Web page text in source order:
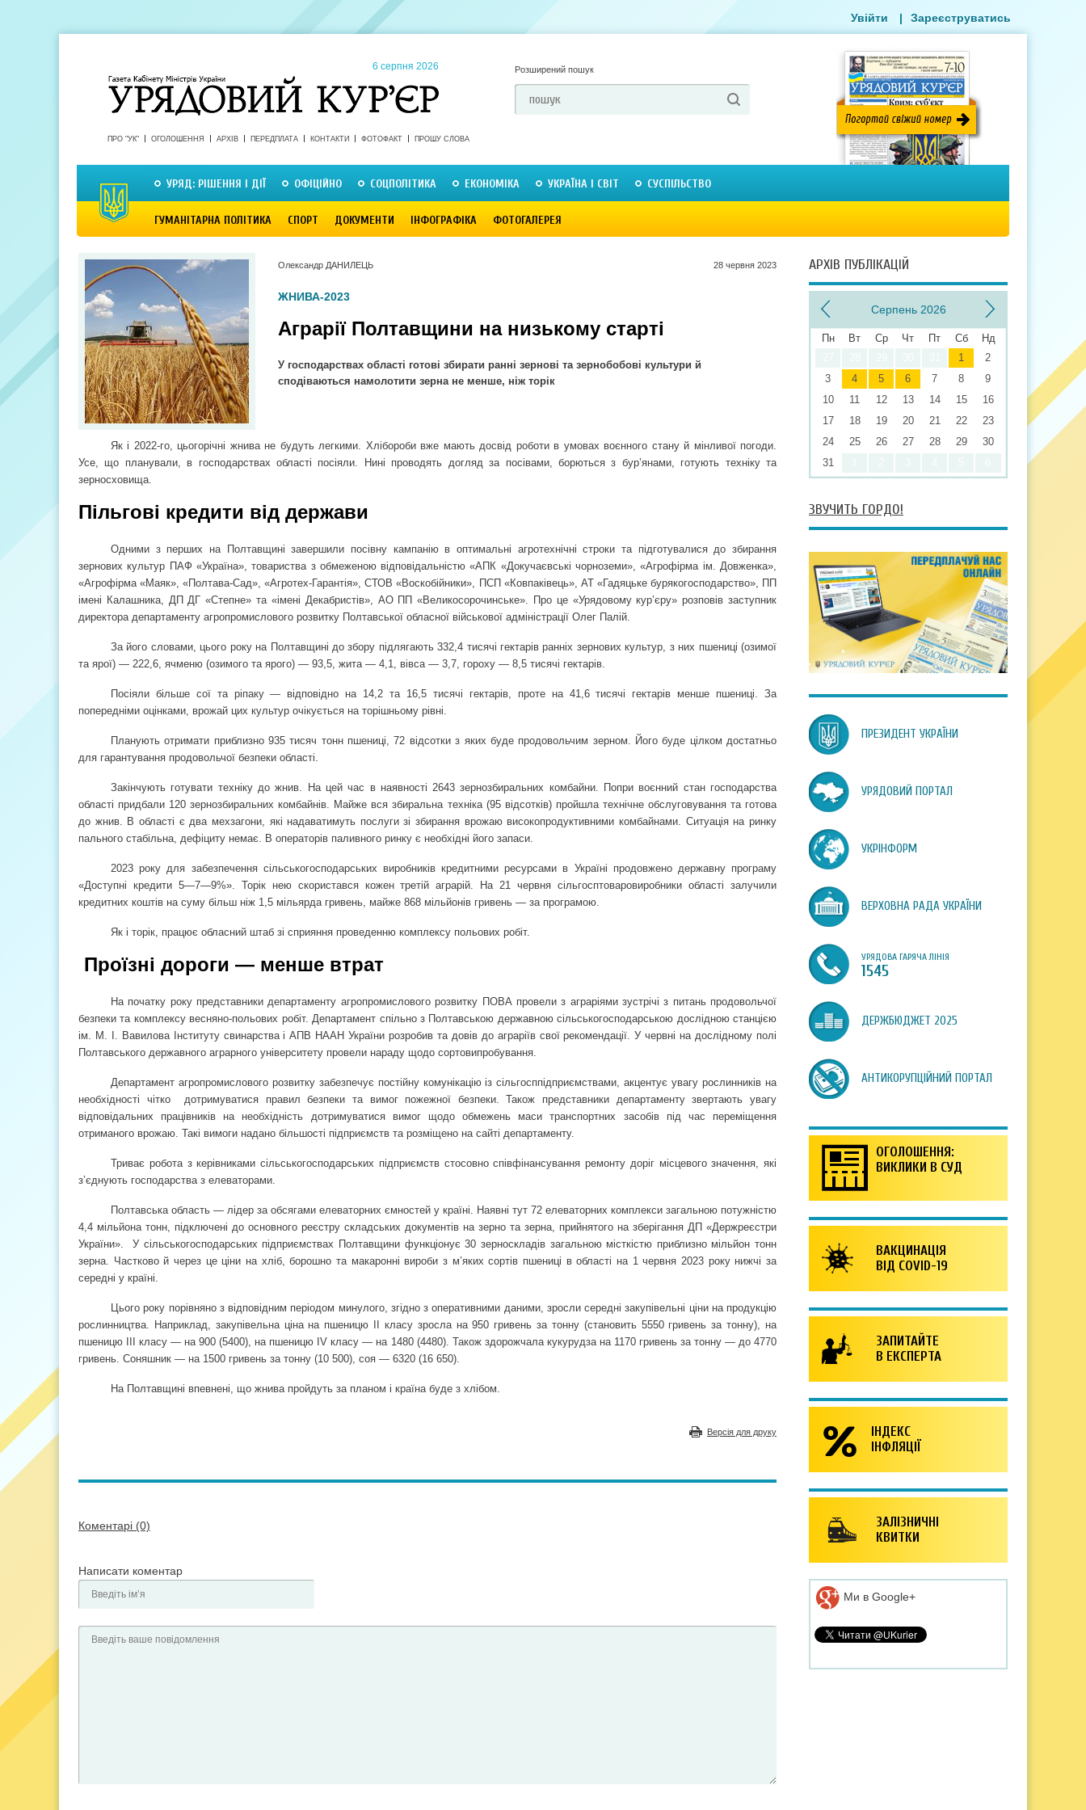
6 серпня 2026 Розширений пошук
ПРО "УК" ОГОЛОШЕННЯ АРХІВ ПЕРЕДПЛАТА КОНТАКТИ ФОТОФАКТ ПРОШУ СЛОВА
УРЯД: РІШЕННЯ І ДІЇ ОФІЦІЙНО СОЦПОЛІТИКА ЕКОНОМІКА УКРАЇНА І СВІТ СУСПІЛЬСТВО
ГУМАНІТАРНА ПОЛІТИКА СПОРТ ДОКУМЕНТИ ІНФОГРАФІКА ФОТОГАЛЕРЕЯ
Увійти | Зареєструватись
Олександр ДАНИЛЕЦЬ 28 червня 2023
ЖНИВА-2023
Аграрії Полтавщини на низькому старті
У господарствах області готові збирати ранні зернові та зернобобові культури й
сподіваються намолотити зерна не менше, ніж торік
Як і 2022-го, цьогорічні жнива не будуть легкими. Хлібороби вже мають досвід роботи в умовах воєнного стану й мінливої погоди.
Усе, що планували, в господарствах області посіяли. Нині проводять догляд за посівами, борються з бур’янами, готують техніку та
зерносховища.
Пільгові кредити від держави
Одними з перших на Полтавщині завершили посівну кампанію в оптимальні агротехнічні строки та підготувалися до збирання
зернових культур ПАФ «Україна», товариства з обмеженою відповідальністю «АПК «Докучаєвські чорноземи», «Агрофірма ім. Довженка»,
«Агрофірма «Маяк», «Полтава-Сад», «Агротех-Гарантія», СТОВ «Воскобійники», ПСП «Ковпаківець», АТ «Гадяцьке бурякогосподарство», ПП
імені Калашника, ДП ДГ «Степне» та «імені Декабристів», АО ПП «Великосорочинське». Про це «Урядовому кур’єру» розповів заступник
директора департаменту агропромислового розвитку Полтавської обласної військової адміністрації Олег Палій.
За його словами, цього року на Полтавщині до збору підлягають 332,4 тисячі гектарів ранніх зернових культур, з них пшениці (озимої
та ярої) — 222,6, ячменю (озимого та ярого) — 93,5, жита — 4,1, вівса — 3,7, гороху — 8,5 тисячі гектарів.
Посіяли більше сої та ріпаку — відповідно на 14,2 та 16,5 тисячі гектарів, проте на 41,6 тисячі гектарів менше пшениці. За
попередніми оцінками, врожай цих культур очікується на торішньому рівні.
Планують отримати приблизно 935 тисяч тонн пшениці, 72 відсотки з яких буде продовольчим зерном. Його буде цілком достатньо
для гарантування продовольчої безпеки області.
Закінчують готувати техніку до жнив. На цей час в наявності 2643 зернозбиральних комбайни. Попри воєнний стан господарства
області придбали 120 зернозбиральних комбайнів. Майже вся збиральна техніка (95 відсотків) пройшла технічне обслуговування та готова
до жнив. В області є два мехзагони, які надаватимуть послуги зі збирання врожаю високопродуктивними комбайнами. Ситуація на ринку
пального стабільна, дефіциту немає. В операторів паливного ринку є необхідні його запаси.
2023 року для забезпечення сільськогосподарських виробників кредитними ресурсами в Україні продовжено державну програму
«Доступні кредити 5—7—9%». Торік нею скористався кожен третій аграрій. На 21 червня сільгосптоваровиробники області залучили
кредитних коштів на суму більш ніж 1,5 мільярда гривень, майже 868 мільйонів гривень — за програмою.
Як і торік, працює обласний штаб зі сприяння проведенню комплексу польових робіт.
Проїзні дороги — менше втрат
На початку року представники департаменту агропромислового розвитку ПОВА провели з аграріями зустрічі з питань продовольчої
безпеки та комплексу весняно-польових робіт. Департамент спільно з Полтавською державною сільськогосподарською дослідною станцією
ім. М. І. Вавилова Інституту свинарства і АПВ НААН України розробив та довів до аграріїв свої рекомендації. У червні на дослідному полі
Полтавського державного аграрного університету провели нараду щодо сортовипробування.
Департамент агропромислового розвитку забезпечує постійну комунікацію із сільгосппідприємствами, акцентує увагу рослинників на
необхідності чітко
дотримуватися правил безпеки та вимог пожежної безпеки. Також представники департаменту звертають увагу
відповідальних працівників на необхідність дотримуватися вимог щодо обмежень маси транспортних засобів під час переміщення
отриманого врожаю. Такі вимоги надано більшості підприємств та розміщено на сайті департаменту.
Триває робота з керівниками сільськогосподарських підприємств стосовно співфінансування ремонту доріг місцевого значення, які
з’єднують господарства з елеваторами.
Полтавська область — лідер за обсягами елеваторних ємностей у країні. Наявні тут 72 елеваторних комплекси загальною потужністю
4,4 мільйона тонн, підключені до основного реєстру складських документів на зерно та зерна, прийнятого на зберігання ДП «Держреєстри
України».
У сільськогосподарських підприємствах Полтавщини функціонує 30 зерноскладів загальною місткістю приблизно мільйон тонн
зерна. Частково й через це ціни на хліб, борошно та макаронні вироби з м’яких сортів пшениці в області на 1 червня 2023 року нижчі за
середні у країні.
Цього року порівняно з відповідним періодом минулого, згідно з оперативними даними, зросли середні закупівельні ціни на продукцію
рослинництва. Наприклад, закупівельна ціна на пшеницю II класу зросла на 950 гривень за тонну (становить 5550 гривень за тонну), на
пшеницю III класу — на 900 (5400), на пшеницю IV класу — на 1480 (4480). Також здорожчала кукурудза на 1170 гривень за тонну — до 4770
гривень. Соняшник — на 1500 гривень за тонну (10 500), соя — 6320 (16 650).
На Полтавщині впевнені, що жнива пройдуть за планом і країна буде з хлібом.
Версія для друку
Коментарі (0)
Написати коментар
АРХІВ ПУБЛІКАЦІЙ
Серпень 2026
Пн Вт Ср Чт Пт Сб
Нд
1
2
3
4 5 6 7 8
9
10
11 12 13 14 15
16
17
18 19 20 21 22
23
24
25 26 27 28 29
30
31
ЗВУЧИТЬ ГОРДО!
ПРЕЗИДЕНТ УКРАЇНИ
УРЯДОВИЙ ПОРТАЛ
УКРІНФОРМ
ВЕРХОВНА РАДА УКРАЇНИ
УРЯДОВА ГАРЯЧА ЛІНІЯ
1545
ДЕРЖБЮДЖЕТ 2025
АНТИКОРУПЦІЙНИЙ ПОРТАЛ
ОГОЛОШЕННЯ:
ВИКЛИКИ В СУД
ВАКЦИНАЦІЯ
ВІД COVID-19
ЗАПИТАЙТЕ
В ЕКСПЕРТА
ІНДЕКС
ІНФЛЯЦІЇ
ЗАЛІЗНИЧНІ
КВИТКИ
Ми в Google+